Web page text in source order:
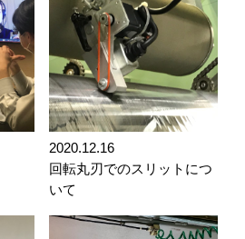
2020.12.16
回転丸刃でのスリットにつ
いて